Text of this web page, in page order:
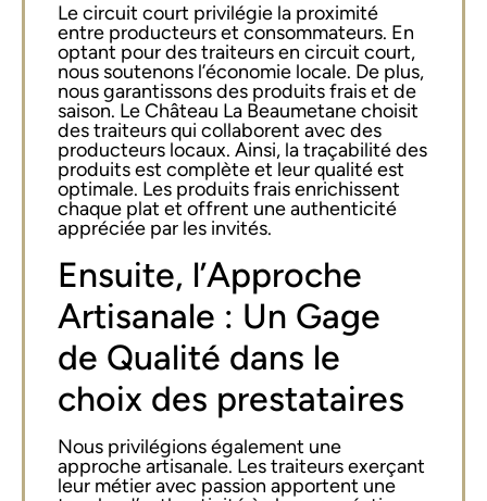
Le circuit court privilégie la proximité
entre producteurs et consommateurs. En
optant pour des traiteurs en circuit court,
nous soutenons l’économie locale. De plus,
nous garantissons des produits frais et de
saison. Le Château La Beaumetane choisit
des traiteurs qui collaborent avec des
producteurs locaux. Ainsi, la traçabilité des
produits est complète et leur qualité est
optimale. Les produits frais enrichissent
chaque plat et offrent une authenticité
appréciée par les invités.
Ensuite, l’Approche
Artisanale : Un Gage
de Qualité dans le
choix des prestataires
Nous privilégions également une
approche artisanale. Les traiteurs exerçant
leur métier avec passion apportent une